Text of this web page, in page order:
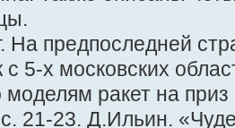
На предпоследней
5-х московских
моделям ракет на
21-23. Д.Ильин.